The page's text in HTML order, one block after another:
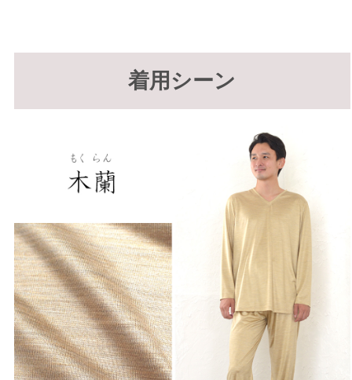
着用シーン